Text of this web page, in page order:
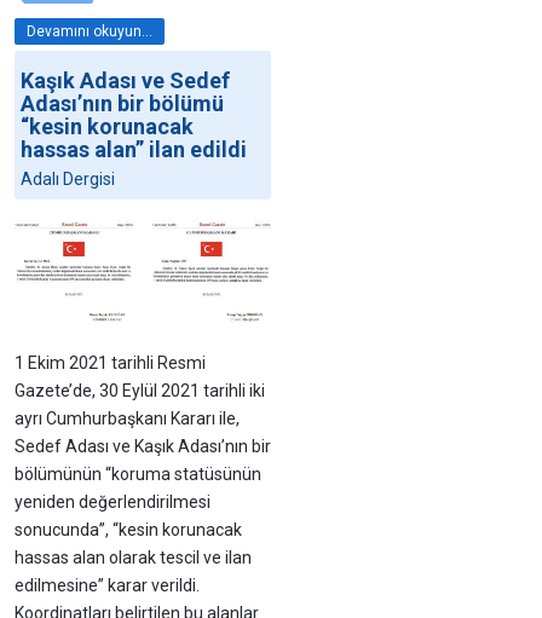
Devamını okuyun...
Kaşık Adası ve Sedef
Adası’nın bir bölümü
“kesin korunacak
hassas alan” ilan edildi
Adalı Dergisi
1 Ekim 2021 tarihli Resmi
Gazete’de, 30 Eylül 2021 tarihli iki
ayrı Cumhurbaşkanı Kararı ile,
Sedef Adası ve Kaşık Adası’nın bir
bölümünün “koruma statüsünün
yeniden değerlendirilmesi
sonucunda”, “kesin korunacak
hassas alan olarak tescil ve ilan
edilmesine” karar verildi.
Koordinatları belirtilen bu alanlar